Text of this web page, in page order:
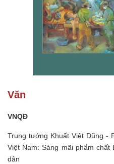
Văn
VNQĐ
Trung tướng Khuất Việt Dũng -
Việt Nam: Sáng mãi phẩm
dân